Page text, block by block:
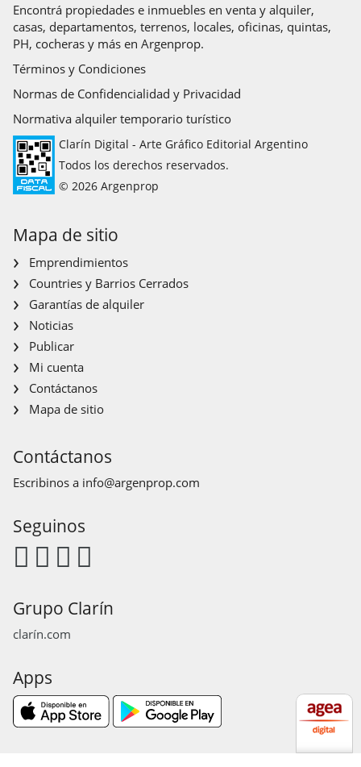
Encontrá propiedades e inmuebles en venta y alquiler,
casas, departamentos, terrenos, locales, oficinas, quintas,
PH, cocheras y más en Argenprop.
Términos y Condiciones
Normas de Confidencialidad y Privacidad
Normativa alquiler temporario turístico
Clarín Digital - Arte Gráfico Editorial Argentino
Todos los derechos reservados.
© 2026 Argenprop
Mapa de sitio
Emprendimientos
Countries y Barrios Cerrados
Garantías de alquiler
Noticias
Publicar
Mi cuenta
Contáctanos
Mapa de sitio
Contáctanos
Escribinos a info@argenprop.com
Seguinos
Grupo Clarín
clarín.com
Apps